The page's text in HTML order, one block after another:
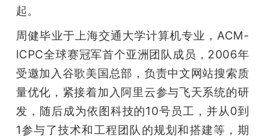
搞
机
起。
周健毕业于上海交通大学计算机专业，ACM-
ICPC全球赛冠军首个亚洲团队成员，2006年
受邀加入谷歌美国总部，负责中文网站搜索质
量优化，紧接着加入阿里云参与飞天系统的研
发，随后成为依图科技的10号员工，并从0到
1参与了技术和工程团队的规划和搭建等，期